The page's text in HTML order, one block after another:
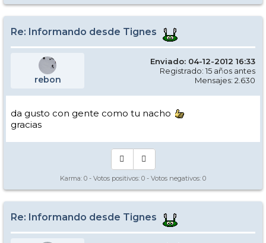
Re: Informando desde Tignes
rebon
Enviado: 04-12-2012 16:33
Registrado: 15 años antes
Mensajes: 2.630
da gusto con gente como tu nacho
gracias
Karma: 0 - Votos positivos: 0 - Votos negativos: 0
Re: Informando desde Tignes